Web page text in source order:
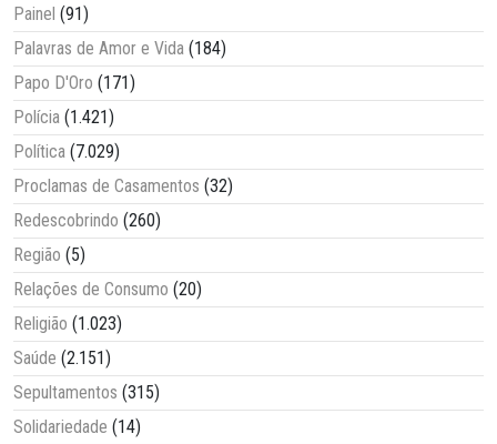
Painel (91)
Palavras de Amor e Vida (184)
Papo D'Oro (171)
Polícia (1.421)
Política (7.029)
Proclamas de Casamentos (32)
Redescobrindo (260)
Região (5)
Relações de Consumo (20)
Religião (1.023)
Saúde (2.151)
Sepultamentos (315)
Solidariedade (14)